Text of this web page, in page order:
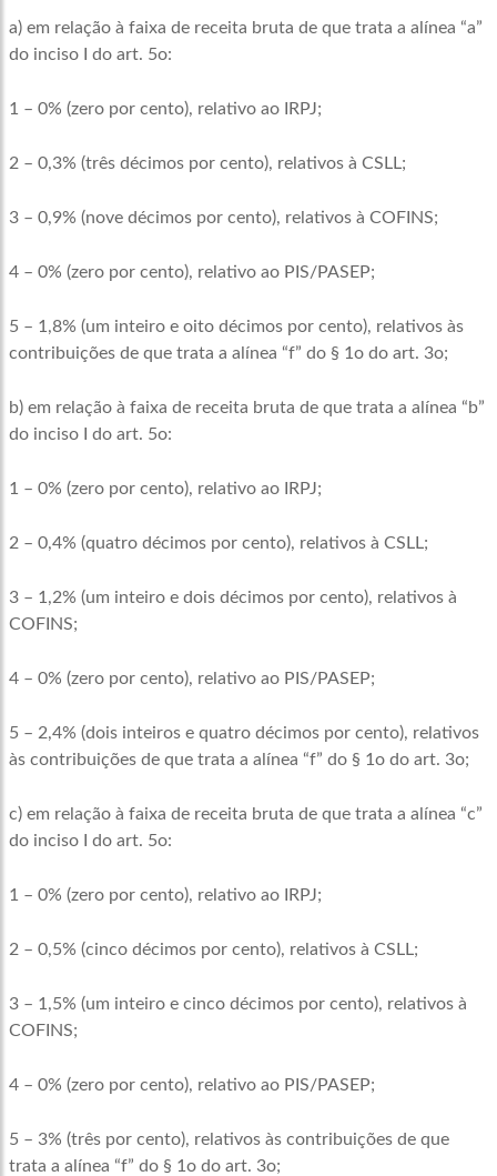
a) em relação à faixa de receita bruta de que trata a alínea “a”
do inciso I do art. 5o:
1 – 0% (zero por cento), relativo ao IRPJ;
2 – 0,3% (três décimos por cento), relativos à CSLL;
3 – 0,9% (nove décimos por cento), relativos à COFINS;
4 – 0% (zero por cento), relativo ao PIS/PASEP;
5 – 1,8% (um inteiro e oito décimos por cento), relativos às
contribuições de que trata a alínea “f” do § 1o do art. 3o;
b) em relação à faixa de receita bruta de que trata a alínea “b”
do inciso I do art. 5o:
1 – 0% (zero por cento), relativo ao IRPJ;
2 – 0,4% (quatro décimos por cento), relativos à CSLL;
3 – 1,2% (um inteiro e dois décimos por cento), relativos à
COFINS;
4 – 0% (zero por cento), relativo ao PIS/PASEP;
5 – 2,4% (dois inteiros e quatro décimos por cento), relativos
às contribuições de que trata a alínea “f” do § 1o do art. 3o;
c) em relação à faixa de receita bruta de que trata a alínea “c”
do inciso I do art. 5o:
1 – 0% (zero por cento), relativo ao IRPJ;
2 – 0,5% (cinco décimos por cento), relativos à CSLL;
3 – 1,5% (um inteiro e cinco décimos por cento), relativos à
COFINS;
4 – 0% (zero por cento), relativo ao PIS/PASEP;
5 – 3% (três por cento), relativos às contribuições de que
trata a alínea “f” do § 1o do art. 3o;